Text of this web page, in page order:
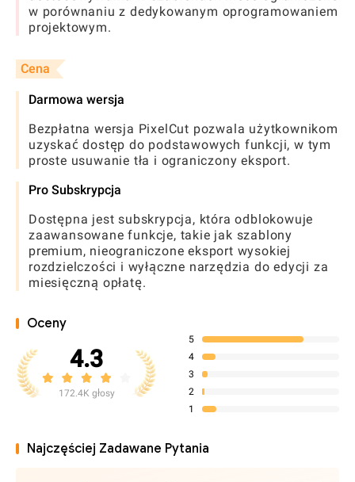
w porównaniu z dedykowanym oprogramowaniem
projektowym.
Cena
Darmowa wersja
Bezpłatna wersja PixelCut pozwala użytkownikom
uzyskać dostęp do podstawowych funkcji, w tym
proste usuwanie tła i ograniczony eksport.
Pro Subskrypcja
Dostępna jest subskrypcja, która odblokowuje
zaawansowane funkcje, takie jak szablony
premium, nieograniczone eksport wysokiej
rozdzielczości i wyłączne narzędzia do edycji za
miesięczną opłatę.
Oceny
4.3
172.4K głosy
5
4
3
2
1
Najczęściej Zadawane Pytania